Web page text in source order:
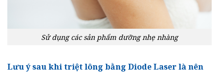
Sử dụng các sản phẩm dưỡng nhẹ nhàng
Lưu ý sau khi triệt lông bằng Diode Laser là nên